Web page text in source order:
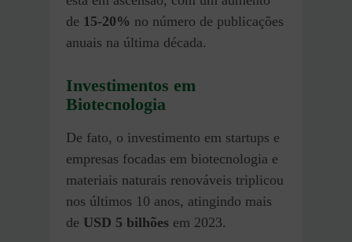
de 15-20% no número de publicações
anuais na última década.
Investimentos em
Biotecnologia
De fato, o investimento em startups e
empresas focadas em biotecnologia e
materiais naturais renováveis triplicou
nos últimos 10 anos, atingindo mais
de USD 5 bilhões em 2023.